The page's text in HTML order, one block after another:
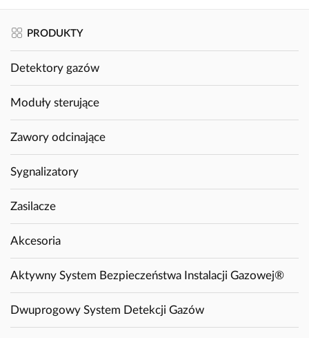
PRODUKTY
Detektory gazów
Moduły sterujące
Zawory odcinające
Sygnalizatory
Zasilacze
Akcesoria
Aktywny System Bezpieczeństwa Instalacji Gazowej®
Dwuprogowy System Detekcji Gazów